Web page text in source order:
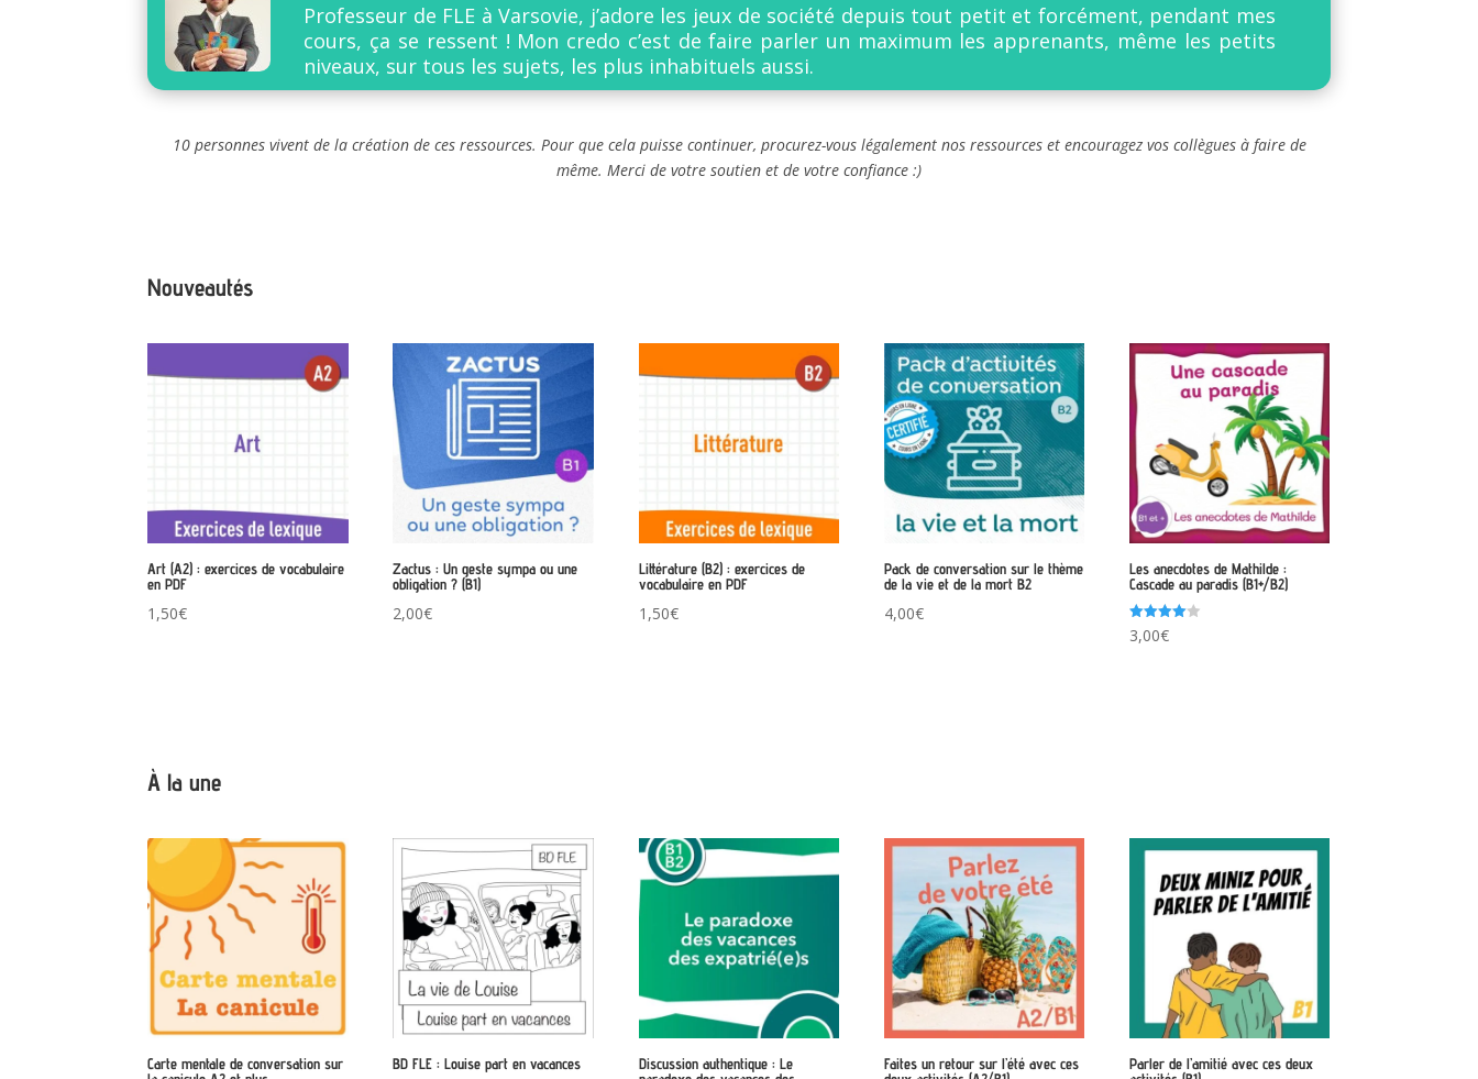
Professeur de FLE à Varsovie, j’adore les jeux de société depuis tout petit et forcément, pendant mes
cours, ça se ressent ! Mon credo c’est de faire parler un maximum les apprenants, même les petits
niveaux, sur tous les sujets, les plus inhabituels aussi.
10 personnes vivent de la création de ces ressources. Pour que cela puisse continuer, procurez-vous légalement nos ressources et encouragez vos collègues à faire de
même. Merci de votre soutien et de votre confiance :)
Nouveautés
Art (A2) : exercices de vocabulaire
en PDF
1,50€
Zactus : Un geste sympa ou une
obligation ? (B1)
2,00€
Littérature (B2) : exercices de
vocabulaire en PDF
1,50€
Pack de conversation sur le thème
de la vie et de la mort B2
4,00€
Les anecdotes de Mathilde :
Cascade au paradis (B1+/B2)
Note
4.00
3,00€
À la une
Carte mentale de conversation sur
BD FLE : Louise part en vacances
Discussion authentique : Le
Faites un retour sur l’été avec ces
Parler de l’amitié avec ces deux